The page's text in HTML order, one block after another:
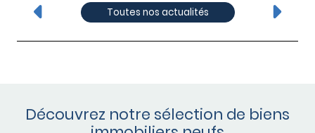
Toutes nos actualités
Découvrez notre sélection de biens